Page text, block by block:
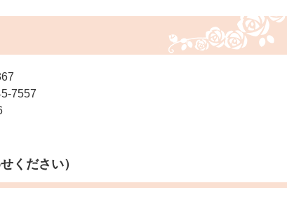
7557
ください）